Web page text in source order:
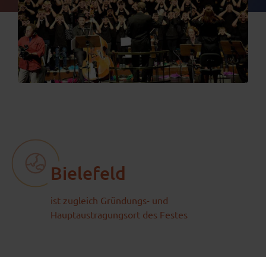
Bielefeld
ist zugleich Gründungs- und
Hauptaustragungsort des Festes